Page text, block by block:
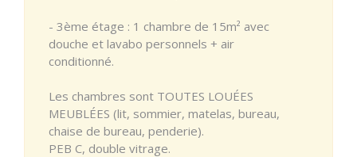
- 3ème étage : 1 chambre de 15m² avec
douche et lavabo personnels + air
conditionné.
Les chambres sont TOUTES LOUÉES
MEUBLÉES (lit, sommier, matelas, bureau,
chaise de bureau, penderie).
PEB C, double vitrage.